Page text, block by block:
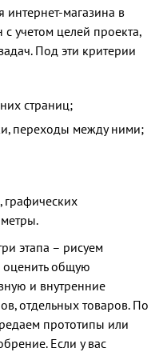
магазина в
учетом целей проекта,
Под эти критерии
страниц;
переходы между ними;
графических
этапа – рисуем
общую
и внутренние
отдельных товаров. По
прототипы или
Если у вас